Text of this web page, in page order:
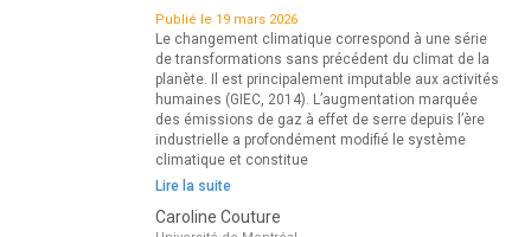
Publié le 19 mars 2026
Le changement climatique correspond à une série
de transformations sans précédent du climat de la
planète. Il est principalement imputable aux activités
humaines (GIEC, 2014). L’augmentation marquée
des émissions de gaz à effet de serre depuis l’ère
industrielle a profondément modifié le système
climatique et constitue
Lire la suite
Caroline Couture